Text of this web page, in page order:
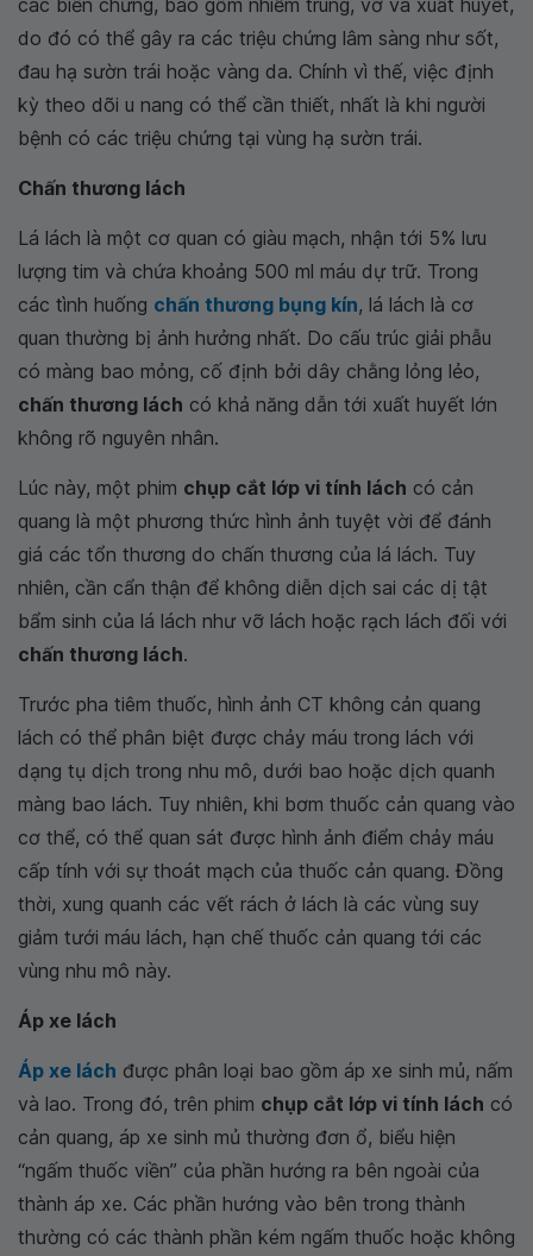
do đó có thể gây ra các triệu chứng lâm sàng như sốt,
đau hạ sườn trái hoặc vàng da. Chính vì thế, việc định
kỳ theo dõi u nang có thể cần thiết, nhất là khi người
bệnh có các triệu chứng tại vùng hạ sườn trái.
Chấn thương lách
Lá lách là một cơ quan có giàu mạch, nhận tới 5% lưu
lượng tim và chứa khoảng 500 ml máu dự trữ. Trong
các tình huống chấn thương bụng kín, lá lách là cơ
quan thường bị ảnh hưởng nhất. Do cấu trúc giải phẫu
có màng bao mỏng, cố định bởi dây chằng lỏng lẻo,
chấn thương lách có khả năng dẫn tới xuất huyết lớn
không rõ nguyên nhân.
Lúc này, một phim chụp cắt lớp vi tính lách có cản
quang là một phương thức hình ảnh tuyệt vời để đánh
giá các tổn thương do chấn thương của lá lách. Tuy
nhiên, cần cẩn thận để không diễn dịch sai các dị tật
bẩm sinh của lá lách như vỡ lách hoặc rạch lách đối với
chấn thương lách.
Trước pha tiêm thuốc, hình ảnh CT không cản quang
lách có thể phân biệt được chảy máu trong lách với
dạng tụ dịch trong nhu mô, dưới bao hoặc dịch quanh
màng bao lách. Tuy nhiên, khi bơm thuốc cản quang vào
cơ thể, có thể quan sát được hình ảnh điểm chảy máu
cấp tính với sự thoát mạch của thuốc cản quang. Đồng
thời, xung quanh các vết rách ở lách là các vùng suy
giảm tưới máu lách, hạn chế thuốc cản quang tới các
vùng nhu mô này.
Áp xe lách
Áp xe lách được phân loại bao gồm áp xe sinh mủ, nấm
và lao. Trong đó, trên phim chụp cắt lớp vi tính lách có
cản quang, áp xe sinh mủ thường đơn ổ, biểu hiện
“ngấm thuốc viền” của phần hướng ra bên ngoài của
thành áp xe. Các phần hướng vào bên trong thành
thường có các thành phần kém ngấm thuốc hoặc không